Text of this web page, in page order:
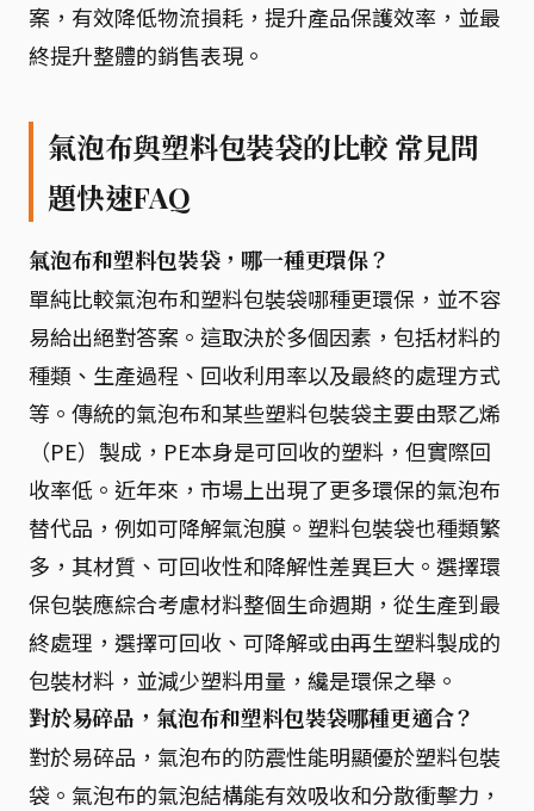
案，有效降低物流損耗，提升產品保護效率，並最
終提升整體的銷售表現。
氣泡布與塑料包裝袋的比較 常見問
題快速FAQ
氣泡布和塑料包裝袋，哪一種更環保？
單純比較氣泡布和塑料包裝袋哪種更環保，並不容
易給出絕對答案。這取決於多個因素，包括材料的
種類、生產過程、回收利用率以及最終的處理方式
等。傳統的氣泡布和某些塑料包裝袋主要由聚乙烯
（PE）製成，PE本身是可回收的塑料，但實際回
收率低。近年來，市場上出現了更多環保的氣泡布
替代品，例如可降解氣泡膜。塑料包裝袋也種類繁
多，其材質、可回收性和降解性差異巨大。選擇環
保包裝應綜合考慮材料整個生命週期，從生產到最
終處理，選擇可回收、可降解或由再生塑料製成的
包裝材料，並減少塑料用量，纔是環保之舉。
對於易碎品，氣泡布和塑料包裝袋哪種更適合？
對於易碎品，氣泡布的防震性能明顯優於塑料包裝
袋。氣泡布的氣泡結構能有效吸收和分散衝擊力，